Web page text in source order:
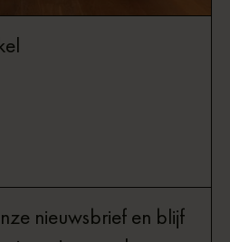
nieuwsbrief en blijf